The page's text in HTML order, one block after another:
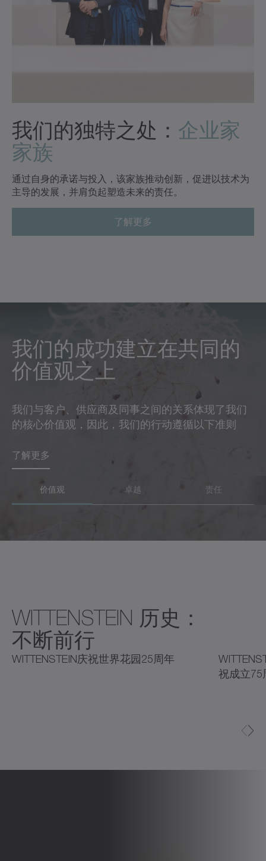
我们的独特之处： 企业家
家族
通过自身的承诺与投入，该家族推动创新，促进以技术为
主导的发展，并肩负起塑造未来的责任。
了解更多
我们的成功建立在共同的
价值观之上
我们与客户、供应商及同事之间的关系体现了我们
的核心价值观，因此，我们的行动遵循以下准则
了解更多
无条件的全方位卓越——
这是我们始终践行的准则
我们不仅对客户、员工和
合作伙伴怀有责任感，也
对本地区乃至整个社会的
进步肩负责任
价值观 卓越 责任
WITTENSTEIN 历史：
不断前行
2025
2025
WITTENSTEIN庆祝世界花园25周年
祝成立75